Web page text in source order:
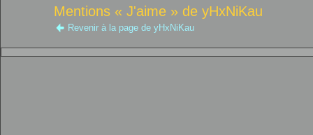
Mentions « J'aime » de yHxNiKau
Revenir à la page de yHxNiKau